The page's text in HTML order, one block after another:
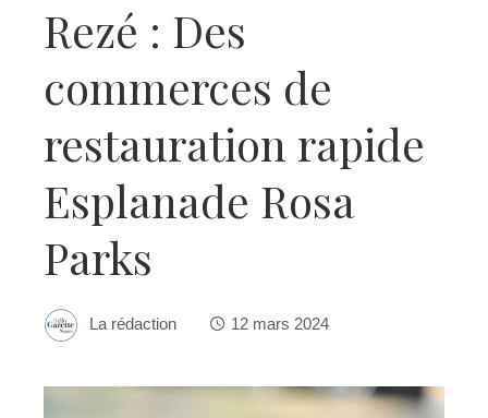
Rezé : Des
commerces de
restauration rapide
Esplanade Rosa
Parks
La rédaction 12 mars 2024